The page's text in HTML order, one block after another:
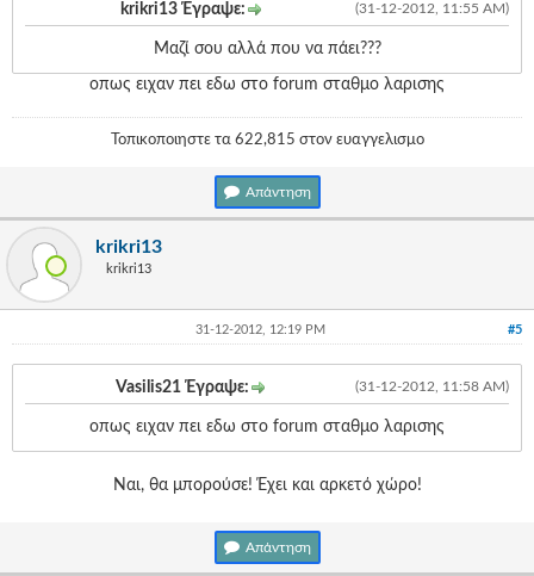
(31-12-2012, 11:55 AM)
krikri13 Έγραψε:
Μαζί σου αλλά που να πάει???
οπως ειχαν πει εδω στο forum σταθμο λαρισης
Τοπικοποιηστε τα 622,815 στον ευαγγελισμο
Απάντηση
krikri13
krikri13
#5
31-12-2012, 12:19 PM
(31-12-2012, 11:58 AM)
Vasilis21 Έγραψε:
οπως ειχαν πει εδω στο forum σταθμο λαρισης
Ναι, θα μπορούσε! Έχει και αρκετό χώρο!
Απάντηση